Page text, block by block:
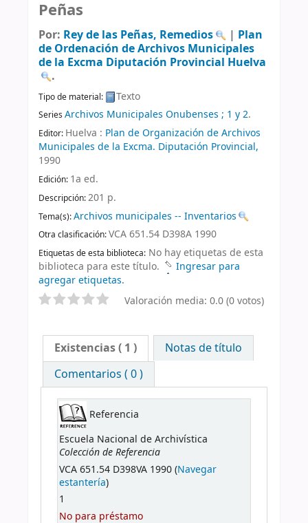
Peñas
Por: Rey de las Peñas, Remedios | Plan
de Ordenación de Archivos Municipales
de la Excma Diputación Provincial Huelva
.
Tipo de material: Texto
Series Archivos Municipales Onubenses ; 1 y 2.
Editor: Huelva : Plan de Organización de Archivos
Municipales de la Excma. Diputación Provincial,
1990
Edición: 1a ed.
Descripción:201 p.
Tema(s):Archivos municipales -- Inventarios
Otra clasificación:VCA 651.54 D398A 1990
Etiquetas de esta biblioteca: No hay etiquetas de esta
biblioteca para este título.
Ingresar para
agregar etiquetas.
Valoración media: 0.0 (0 votos)
Existencias( 1 )
Notas de título
Comentarios ( 0 )
Referencia
Escuela Nacional de Archivística
Colección de Referencia
VCA 651.54 D398VA 1990 (Navegar
estantería)
1
No para préstamo